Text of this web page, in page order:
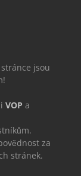
jsou
VOP a
za
stránek.